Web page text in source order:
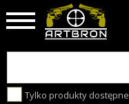
Tylko produkty dostępne